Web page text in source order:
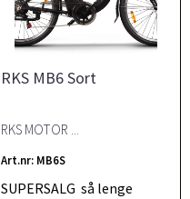
RKS MB6 Sort
RKS MOTOR ...
Art.nr: MB6S
SUPERSALG så lenge